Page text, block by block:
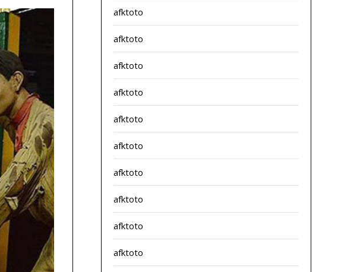
afktoto
afktoto
afktoto
afktoto
afktoto
afktoto
afktoto
afktoto
afktoto
afktoto